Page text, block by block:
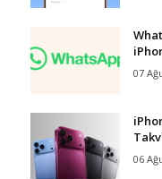
07
06